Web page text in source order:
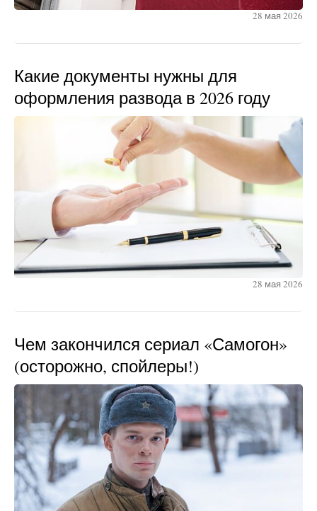
28 мая 2026
Какие документы нужны для
оформления развода в 2026 году
28 мая 2026
Чем закончился сериал «Самогон»
(осторожно, спойлеры!)